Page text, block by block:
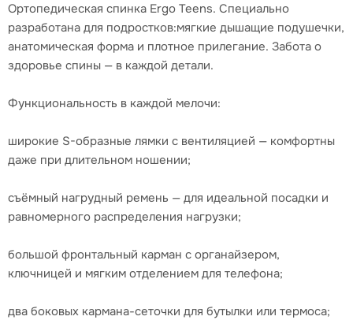
Ортопедическая спинка Ergo Teens. Специально
разработана для подростков:мягкие дышащие подушечки,
анатомическая форма и плотное прилегание. Забота о
здоровье спины — в каждой детали.
Функциональность в каждой мелочи:
широкие S-образные лямки с вентиляцией — комфортны
даже при длительном ношении;
съёмный нагрудный ремень — для идеальной посадки и
равномерного распределения нагрузки;
большой фронтальный карман с органайзером,
ключницей и мягким отделением для телефона;
два боковых кармана-сеточки для бутылки или термоса;